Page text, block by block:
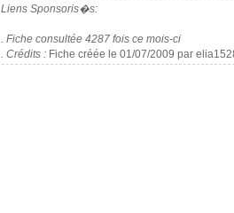
Liens Sponsoris�s:
. Fiche consultée 4287 fois ce mois-ci
. Crédits :Fiche créée le 01/07/2009 par